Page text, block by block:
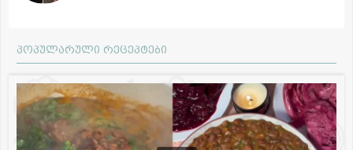
პოპულარული რეცეპტები